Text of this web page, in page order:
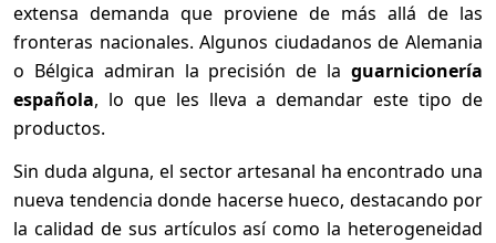
extensa demanda que proviene de más allá de las
fronteras nacionales. Algunos ciudadanos de Alemania
o Bélgica admiran la precisión de la guarnicionería
española, lo que les lleva a demandar este tipo de
productos.
Sin duda alguna, el sector artesanal ha encontrado una
nueva tendencia donde hacerse hueco, destacando por
la calidad de sus artículos así como la heterogeneidad